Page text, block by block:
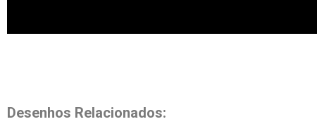
Desenhos Relacionados: